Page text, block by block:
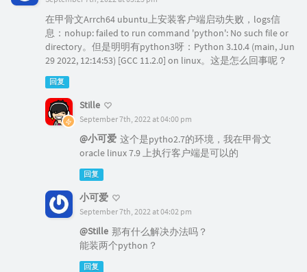
在甲骨文Arrch64 ubuntu上安装客户端启动失败，logs信
息：nohup: failed to run command 'python': No such file or
directory。但是明明有python3呀：Python 3.10.4 (main, Jun
29 2022, 12:14:53) [GCC 11.2.0] on linux。这是怎么回事呢？
回复
Stille
September 7th, 2022 at 04:00 pm
@小可爱 这个是pytho2.7的环境，我在甲骨文
oracle linux 7.9 上执行客户端是可以的
回复
小可爱
September 7th, 2022 at 04:02 pm
@Stille 那有什么解决办法吗？
能装两个python？
回复